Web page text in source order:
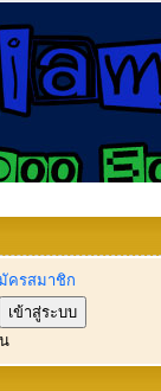
ครสมาชิก